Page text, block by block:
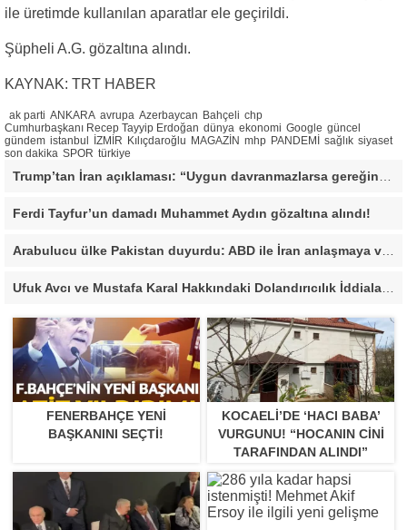
ile üretimde kullanılan aparatlar ele geçirildi.
Şüpheli A.G. gözaltına alındı.
KAYNAK: TRT HABER
ak parti ANKARA avrupa Azerbaycan Bahçeli chp
Cumhurbaşkanı Recep Tayyip Erdoğan dünya ekonomi Google güncel
gündem istanbul İZMİR Kılıçdaroğlu MAGAZİN mhp PANDEMİ sağlık siyaset
son dakika SPOR türkiye
Ferdi Tayfur’un damadı Muhammet Aydın gözaltına alındı!
Arabulucu ülke Pakistan duyurdu: ABD ile İran anlaşmaya vardı
Ufuk Avcı ve Mustafa Karal Hakkındaki Dolandırıcılık İddiaları Büyüyor
FENERBAHÇE YENI
BAŞKANINI SEÇTI!
KOCAELI’DE ‘HACI BABA’
VURGUNU! “HOCANIN CINI
TARAFINDAN ALINDI”